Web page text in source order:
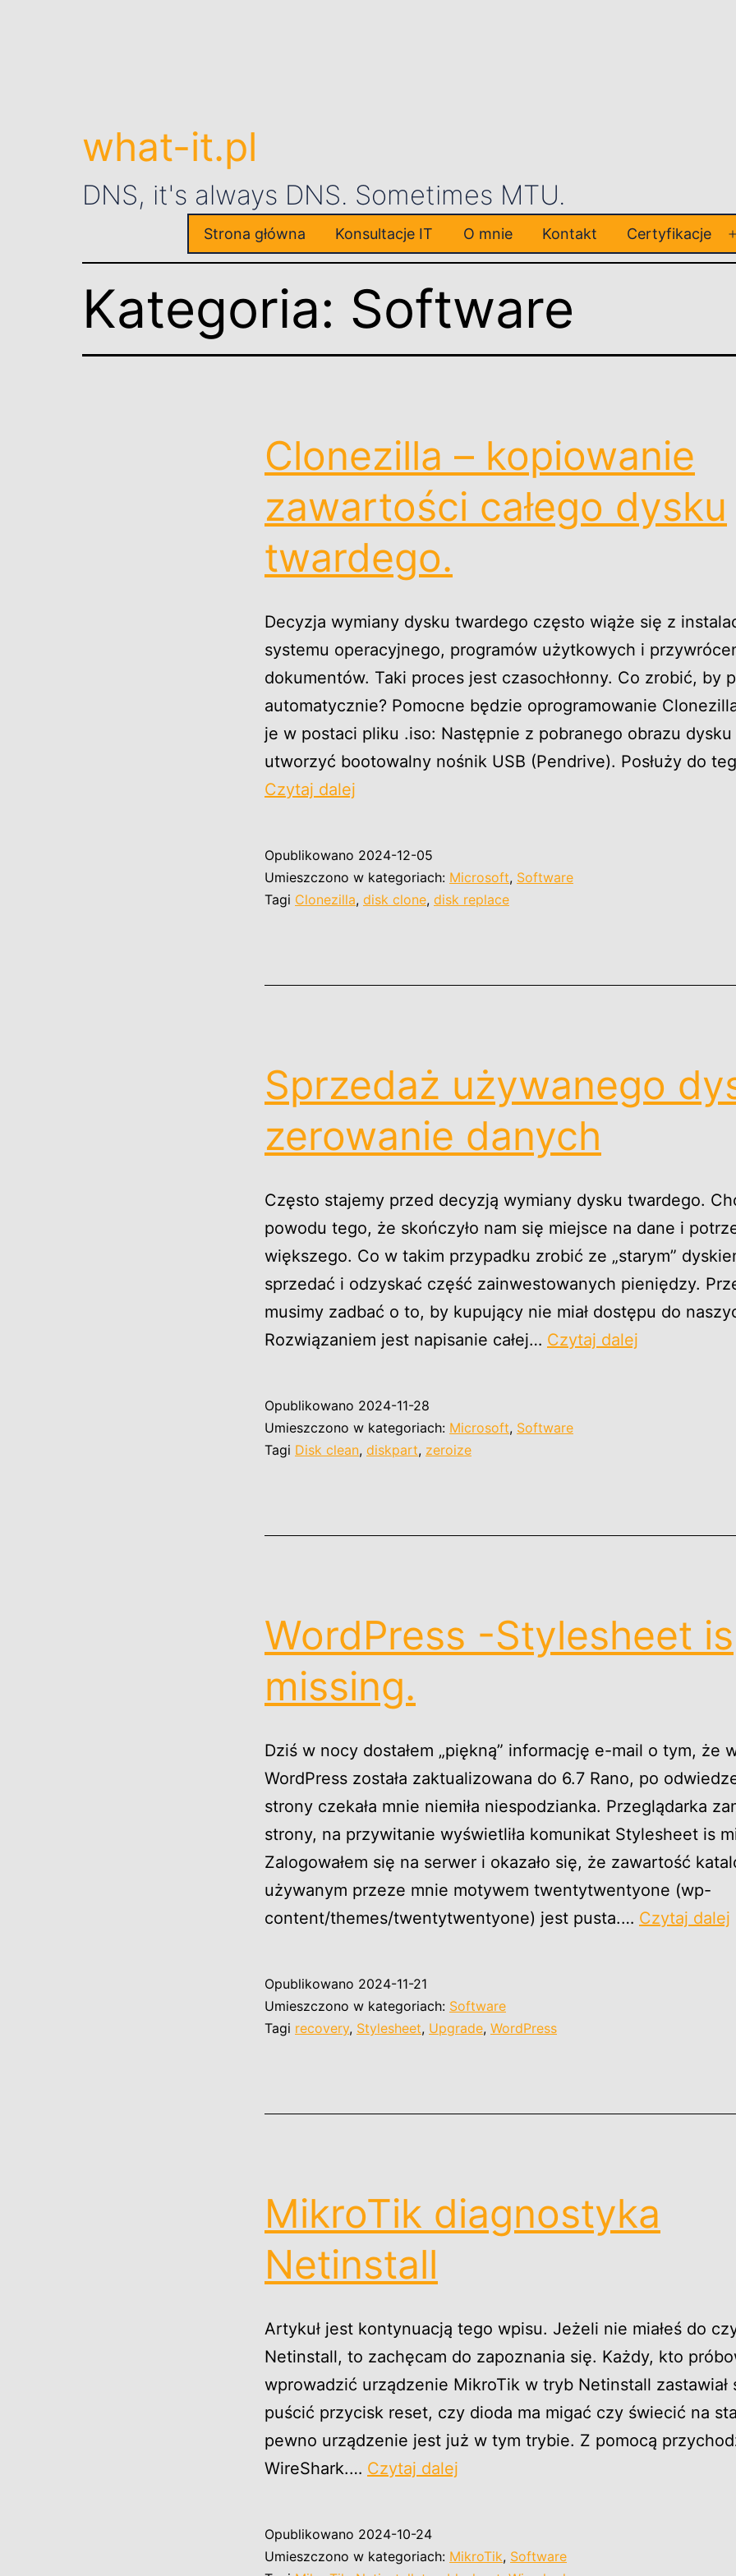
what-it.pl
DNS, it's always DNS. Sometimes MTU.
Strona główna Konsultacje IT O mnie Kontakt Certyfikacje
Kategoria: Software
Clonezilla – kopiowanie
zawartości całego dysku
twardego.
Decyzja wymiany dysku twardego często wiąże się z
systemu operacyjnego, programów użytkowych i
dokumentów. Taki proces jest czasochłonny. Co zrobić, by
automatycznie? Pomocne będzie oprogramowanie
je w postaci pliku .iso: Następnie z pobranego obrazu
utworzyć bootowalny nośnik USB (Pendrive). Posłuży do
Czytaj dalej
zawartości
całego
Opublikowano 2024-12-05
Umieszczono w kategoriach: Microsoft, Software
Tagi Clonezilla, disk clone, disk replace
Sprzedaż używanego
zerowanie danych
Często stajemy przed decyzją wymiany dysku twardego.
powodu tego, że skończyło nam się miejsce na dane i
większego. Co w takim przypadku zrobić ze „starym”
sprzedać i odzyskać część zainwestowanych pieniędzy.
musimy zadbać o to, by kupujący nie miał dostępu do
Rozwiązaniem jest napisanie całej… Czytaj dalej
Opublikowano 2024-11-28
Umieszczono w kategoriach: Microsoft, Software
Tagi Disk clean, diskpart, zeroize
WordPress -Stylesheet is
missing.
Dziś w nocy dostałem „piękną” informację e-mail o tym, że
WordPress została zaktualizowana do 6.7 Rano, po
strony czekała mnie niemiła niespodzianka. Przeglądarka
strony, na przywitanie wyświetliła komunikat Stylesheet is
Zalogowałem się na serwer i okazało się, że zawartość
używanym przeze mnie motywem twentytwentyone (wp-
content/themes/twentytwentyone) jest pusta.… Czytaj dalej
Opublikowano 2024-11-21
Umieszczono w kategoriach: Software
Tagi recovery, Stylesheet, Upgrade, WordPress
MikroTik diagnostyka
Netinstall
Artykuł jest kontynuacją tego wpisu. Jeżeli nie miałeś do
Netinstall, to zachęcam do zapoznania się. Każdy, kto
wprowadzić urządzenie MikroTik w tryb Netinstall zastawiał
puścić przycisk reset, czy dioda ma migać czy świecić na
pewno urządzenie jest już w tym trybie. Z pomocą
WireShark.… Czytaj dalej
Opublikowano 2024-10-24
Umieszczono w kategoriach: MikroTik, Software